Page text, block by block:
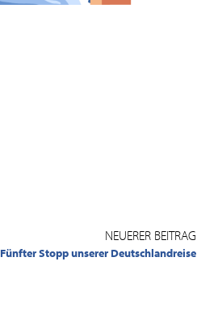
NEUERER BEITRAG
Fünfter Stopp unserer Deutschlandreise